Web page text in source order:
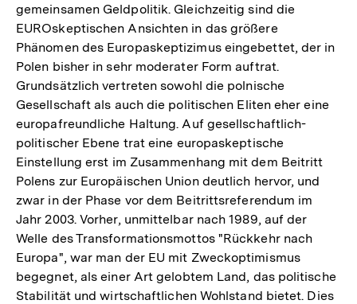
gemeinsamen Geldpolitik. Gleichzeitig sind die
EUROskeptischen Ansichten in das größere
Phänomen des Europaskeptizimus eingebettet, der in
Polen bisher in sehr moderater Form auftrat.
Grundsätzlich vertreten sowohl die polnische
Gesellschaft als auch die politischen Eliten eher eine
europafreundliche Haltung. Auf gesellschaftlich-
politischer Ebene trat eine europaskeptische
Einstellung erst im Zusammenhang mit dem Beitritt
Polens zur Europäischen Union deutlich hervor, und
zwar in der Phase vor dem Beitrittsreferendum im
Jahr 2003. Vorher, unmittelbar nach 1989, auf der
Welle des Transformationsmottos "Rückkehr nach
Europa", war man der EU mit Zweckoptimismus
begegnet, als einer Art gelobtem Land, das politische
Stabilität und wirtschaftlichen Wohlstand bietet. Dies